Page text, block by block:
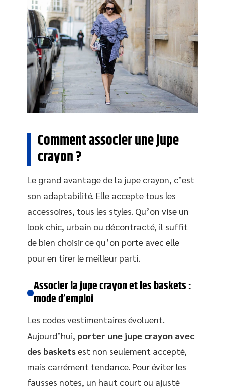
Comment associer une jupe
crayon ?
Le grand avantage de la jupe crayon, c’est
son adaptabilité. Elle accepte tous les
accessoires, tous les styles. Qu’on vise un
look chic, urbain ou décontracté, il suffit
de bien choisir ce qu’on porte avec elle
pour en tirer le meilleur parti.
Associer la jupe crayon et les baskets :
mode d’emploi
Les codes vestimentaires évoluent.
Aujourd’hui, porter une jupe crayon avec
des basketsest non seulement accepté,
mais carrément tendance. Pour éviter les
fausses notes, un haut court ou ajusté